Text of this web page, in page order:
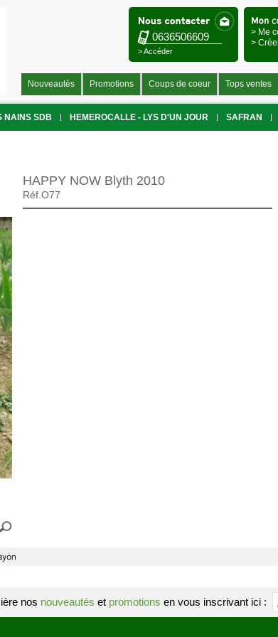
> Me
>
0636506609
> Accéder
Nouveautés Promotions Coups de coeur Tops ventes
NAINS SDB HEMEROCALLE - LYS D'UN JOUR SAFRAN
HAPPY NOW Blyth 2010
Réf.O77
nos nouveautés et promotions en vous inscrivant ici :